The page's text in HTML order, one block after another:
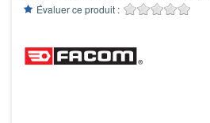
Évaluer ce produit :